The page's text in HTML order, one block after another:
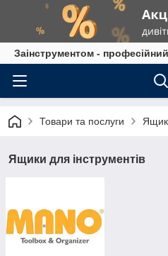
Заінструментом -
Товари та послуги
Ящики для інструментів